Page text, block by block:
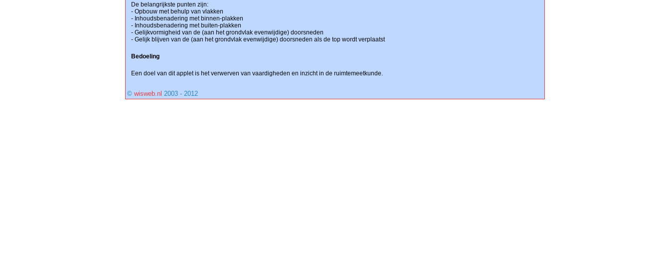
De belangrijkste punten zijn:
- Opbouw met behulp van vlakken
- Inhoudsbenadering met binnen-plakken
- Inhoudsbenadering met buiten-plakken
- Gelijkvormigheid van de (aan het grondvlak evenwijdige) doorsneden
- Gelijk blijven van de (aan het grondvlak evenwijdige) doorsneden als de top wordt verplaatst
Bedoeling
Een doel van dit applet is het verwerven van vaardigheden en inzicht in de ruimtemeetkunde.
© wisweb.nl 2003 - 2012